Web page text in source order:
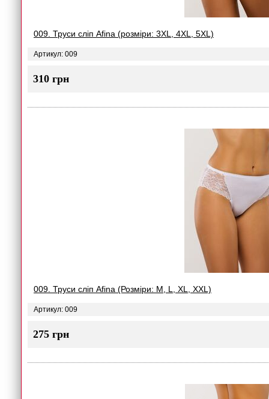
009. Труси сліп Afina (розміри: 3XL, 4XL, 5XL)
Артикул: 009
310 грн
009. Труси сліп Afina (Розміри: M, L, XL, XXL)
Артикул: 009
275 грн